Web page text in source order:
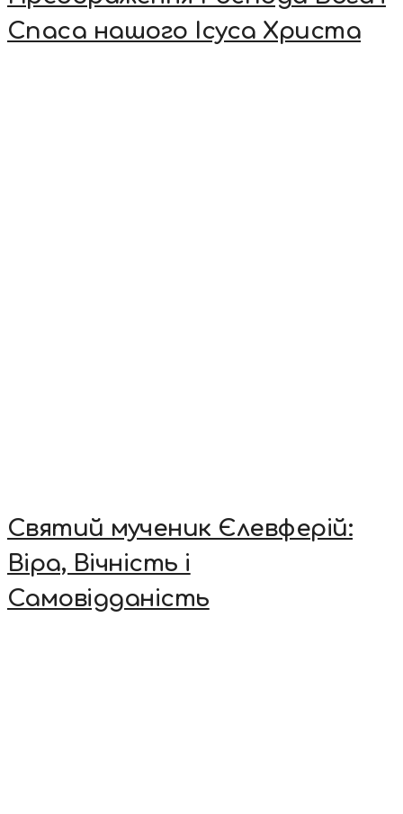
Спаса нашого Ісуса Христа
Святий мученик Єлевферій:
Віра, Вічність і
Самовідданість